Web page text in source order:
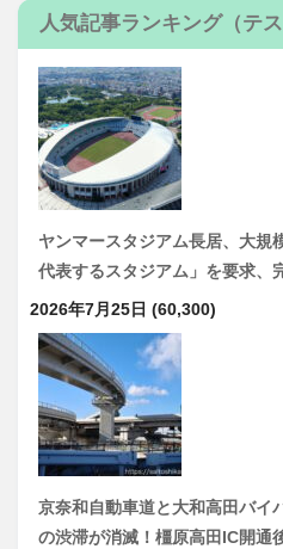
人気記事ランキング（テス
ヤンマースタジアム長居、大規
代表するスタジアム」を要求、
2026年7月25日 (60,300)
京奈和自動車道と大和高田バイ
の渋滞が消滅！橿原高田IC開通